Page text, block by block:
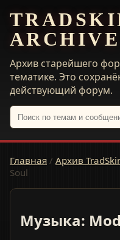
ARCHIVE
Архив старейшего
тематике. Это
действующий форум.
Главная / Архив
Soul
Музыка: